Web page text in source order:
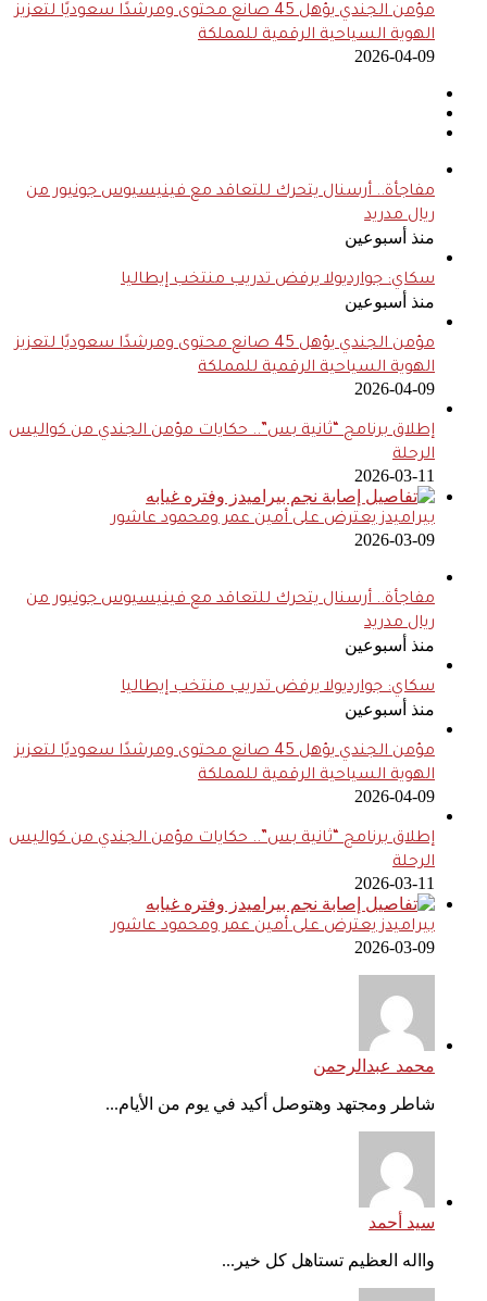
مؤمن الجندي يؤهل 45 صانع محتوى ومرشدًا سعوديًا لتعزيز
الهوية السياحية الرقمية للمملكة
2026-04-09
مفاجأة.. أرسنال يتحرك للتعاقد مع فينيسيوس جونيور من
ريال مدريد
منذ أسبوعين
سكاي: جوارديولا يرفض تدريب منتخب إيطاليا
منذ أسبوعين
مؤمن الجندي يؤهل 45 صانع محتوى ومرشدًا سعوديًا لتعزيز
الهوية السياحية الرقمية للمملكة
2026-04-09
إطلاق برنامج “ثانية بس”.. حكايات مؤمن الجندي من كواليس
الرحلة
2026-03-11
بيراميدز يعترض على أمين عمر ومحمود عاشور
2026-03-09
مفاجأة.. أرسنال يتحرك للتعاقد مع فينيسيوس جونيور من
ريال مدريد
منذ أسبوعين
سكاي: جوارديولا يرفض تدريب منتخب إيطاليا
منذ أسبوعين
مؤمن الجندي يؤهل 45 صانع محتوى ومرشدًا سعوديًا لتعزيز
الهوية السياحية الرقمية للمملكة
2026-04-09
إطلاق برنامج “ثانية بس”.. حكايات مؤمن الجندي من كواليس
الرحلة
2026-03-11
بيراميدز يعترض على أمين عمر ومحمود عاشور
2026-03-09
محمد عبدالرحمن
شاطر ومجتهد وهتوصل أكيد في يوم من الأيام...
سيد أحمد
وااله العظيم تستاهل كل خير...